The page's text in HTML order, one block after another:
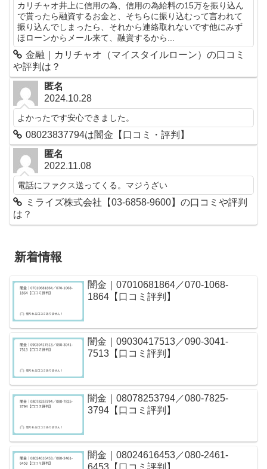
カリチャオ井上に信用の為、信用の為給料の15万を振り込ん
で貰ったら融資するお金と、そちらに振り込むって言われて
振り込んでしまったら、それから連絡取れないです他にみず
ほローンからメール来て、融資するから...
金融｜カリチャオ（マイスタイルローン）の口コミ
や評判は？
匿名
2024.10.28
よかったです安心できました。
08023837794は闇金【口コミ・評判】
匿名
2022.11.08
電話にファクス送ってくる。マジうざい
ミライズ株式会社【03-6858-9600】の口コミや評判
は？
新着情報
闇金｜07010681864／070-1068-
1864【口コミ評判】
闇金｜09030417513／090-3041-
7513【口コミ評判】
闇金｜08078253794／080-7825-
3794【口コミ評判】
闇金｜08024616453／080-2461-
6453【口コミ評判】